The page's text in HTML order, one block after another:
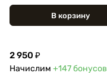
В корзину
2 950 ₽
Начислим +147бонусов